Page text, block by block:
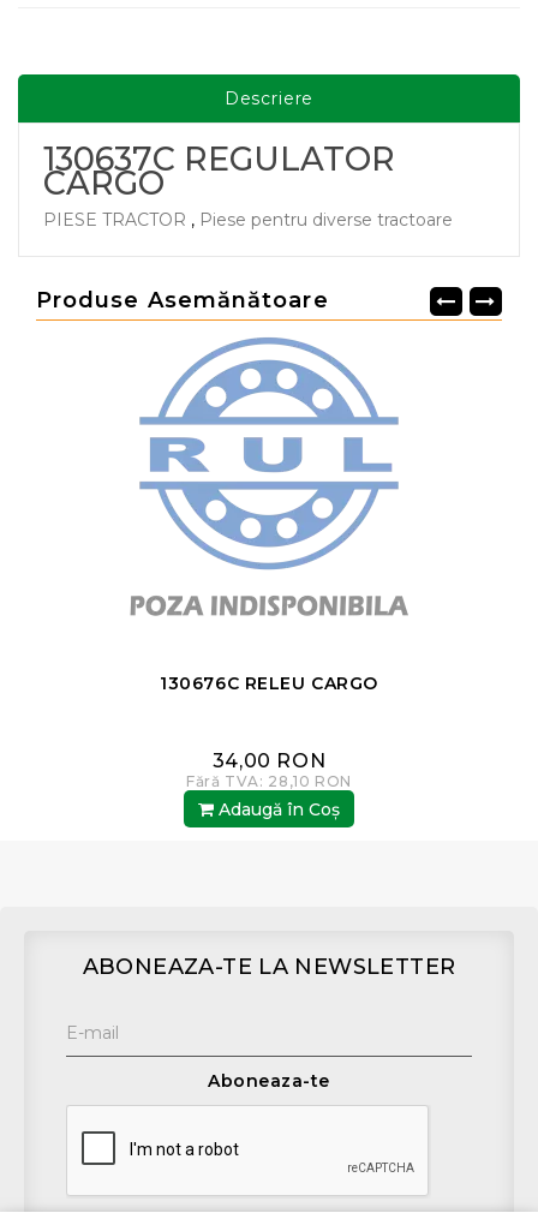
Descriere
130637C REGULATOR
CARGO
PIESE TRACTOR , Piese pentru diverse tractoare
Produse Asemănătoare
130676C RELEU CARGO
34,00 RON
Fără TVA: 28,10 RON
Adaugă în Coş
ABONEAZA-TE LA NEWSLETTER
Aboneaza-te